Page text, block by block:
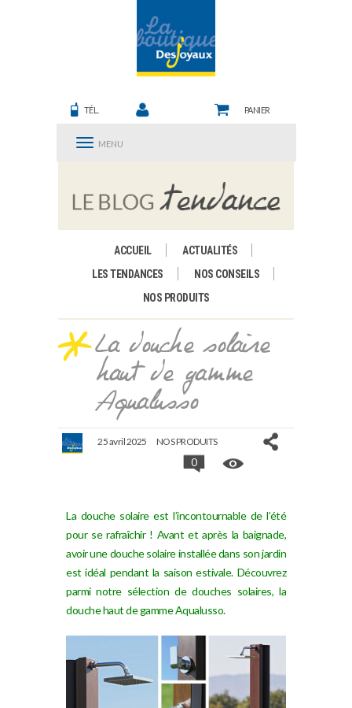
TÉL. PANIER
MENU
ACCUEIL
ACTUALITÉS
LES TENDANCES
NOS CONSEILS
NOS PRODUITS
La douche solaire
haut de gamme
Aqualusso
25 avril 2025 NOS PRODUITS
0
La douche solaire est l’incontournable de l’été
pour se rafraîchir ! Avant et après la baignade,
avoir une douche solaire installée dans son jardin
est idéal pendant la saison estivale. Découvrez
parmi notre sélection de douches solaires, la
douche haut de gamme Aqualusso.